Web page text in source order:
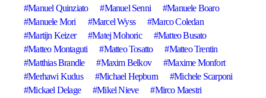
Manuel Quinziato
Manuel Senni
Manuele Boaro
Manuele Mori
Marcel Wyss
Marco Coledan
Martijn Keizer
Matej Mohoric
Matteo Busato
Matteo Montaguti
Matteo Tosatto
Matteo Trentin
Matthias Brandle
Maxim Belkov
Maxime Monfort
Merhawi Kudus
Michael Hepburn
Michele Scarponi
Mickael Delage
Mikel Nieve
Mirco Maestri